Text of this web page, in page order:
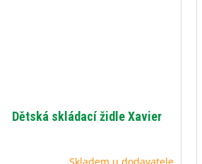
Dětská skládací židle Xavier
Skladem u dodavatele